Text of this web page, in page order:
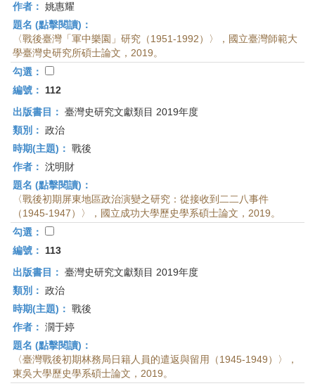
作者： 姚惠耀
題名 (點擊閱讀)：
〈戰後臺灣「軍中樂園」研究（1951-1992）〉，國立臺灣師範大
學臺灣史研究所碩士論文，2019。
勾選：
編號：
112
出版書目： 臺灣史研究文獻類目 2019年度
類別： 政治
時期(主題)： 戰後
作者： 沈明財
題名 (點擊閱讀)：
〈戰後初期屏東地區政治演變之研究：從接收到二二八事件
（1945-1947）〉，國立成功大學歷史學系碩士論文，2019。
勾選：
編號：
113
出版書目： 臺灣史研究文獻類目 2019年度
類別： 政治
時期(主題)： 戰後
作者： 濶于婷
題名 (點擊閱讀)：
〈臺灣戰後初期林務局日籍人員的遣返與留用（1945-1949）〉，
東吳大學歷史學系碩士論文，2019。